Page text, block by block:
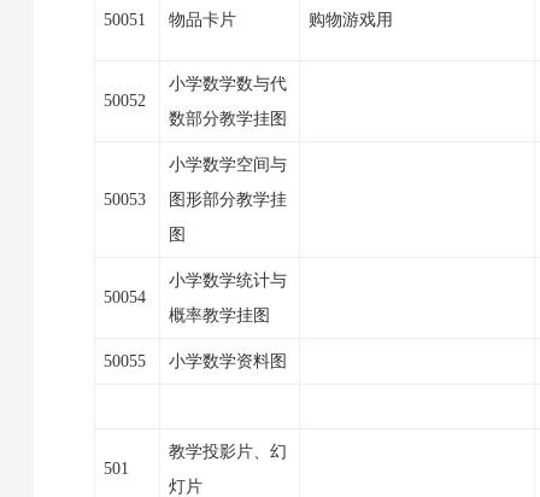
50051 物品卡片 购物游戏用
50052
小学数学数与代
数部分教学挂图
50053
小学数学空间与
图形部分教学挂
图
50054
小学数学统计与
概率教学挂图
50055 小学数学资料图
501
教学投影片、幻
灯片